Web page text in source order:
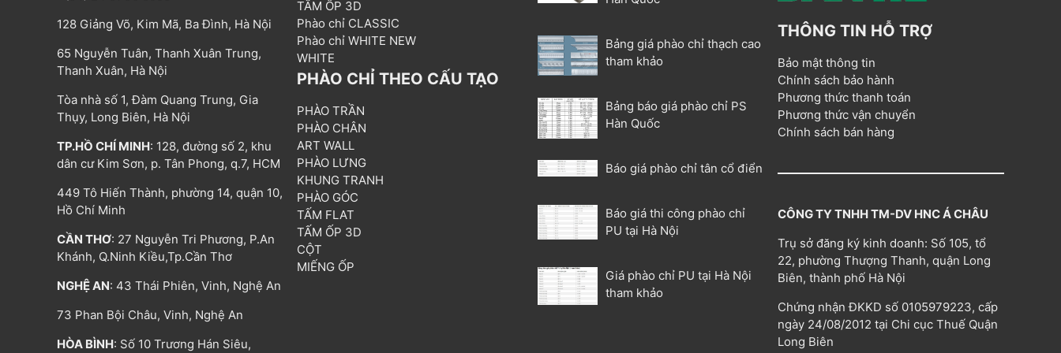
128 Giảng Võ, Kim Mã, Ba Đình, Hà Nội
65 Nguyễn Tuân, Thanh Xuân Trung,
Thanh Xuân, Hà Nội
Tòa nhà số 1, Đàm Quang Trung, Gia
Thụy, Long Biên, Hà Nội
TP.HỒ CHÍ MINH: 128, đường số 2, khu
dân cư Kim Sơn, p. Tân Phong, q.7, HCM
449 Tô Hiến Thành, phường 14, quận 10,
Hồ Chí Minh
CẦN THƠ: 27 Nguyễn Tri Phương, P.An
Khánh, Q.Ninh Kiều,Tp.Cần Thơ
NGHỆ AN: 43 Thái Phiên, Vinh, Nghệ An
73 Phan Bội Châu, Vinh, Nghệ An
HÒA BÌNH: Số 10 Trương Hán Siêu,
TẤM ỐP 3D
Phào chỉ CLASSIC
Phào chỉ WHITE NEW
WHITE
PHÀO CHỈ THEO CẤU TẠO
PHÀO TRẦN
PHÀO CHÂN
ART WALL
PHÀO LƯNG
KHUNG TRANH
PHÀO GÓC
TẤM FLAT
TẤM ỐP 3D
CỘT
MIẾNG ỐP
Bảng giá phào chỉ thạch cao
tham khảo
Bảng báo giá phào chỉ PS
Hàn Quốc
Báo giá phào chỉ tân cổ điển
Báo giá thi công phào chỉ
PU tại Hà Nội
Giá phào chỉ PU tại Hà Nội
tham khảo
THÔNG TIN HỖ TRỢ
Bảo mật thông tin
Chính sách bảo hành
Phương thức thanh toán
Phương thức vận chuyển
Chính sách bán hàng
CÔNG TY TNHH TM-DV HNC Á CHÂU
Trụ sở đăng ký kinh doanh: Số 105, tổ
22, phường Thượng Thanh, quận Long
Biên, thành phố Hà Nội
Chứng nhận ĐKKD số 0105979223, cấp
ngày 24/08/2012 tại Chi cục Thuế Quận
Long Biên